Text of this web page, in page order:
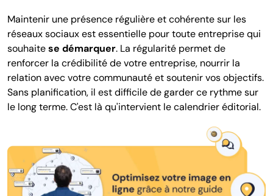
Maintenir une présence régulière et cohérente sur les
réseaux sociaux est essentielle pour toute entreprise qui
souhaitese démarquer. La régularité permet de
renforcer la crédibilité de votre entreprise, nourrir la
relation avec votre communauté et soutenir vos objectifs.
Sans planification, il est difficile de garder ce rythme sur
le long terme. C'est là qu'intervient le calendrier éditorial.